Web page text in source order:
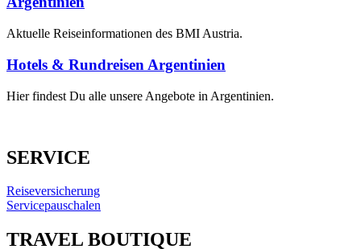
Aktuelle Reiseinformationen des BMI Austria.
Hotels & Rundreisen Argentinien
Hier findest Du alle unsere Angebote in Argentinien.
SERVICE
Reiseversicherung
Servicepauschalen
TRAVEL BOUTIQUE